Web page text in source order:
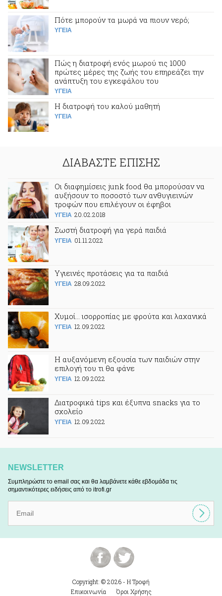
Πότε μπορούν τα μωρά να πιουν νερό;
ΥΓΕΙΑ
Πώς η διατροφή ενός μωρού τις 1000
πρώτες μέρες της ζωής του επηρεάζει την
ανάπτυξη του εγκεφάλου του
ΥΓΕΙΑ
Η διατροφή του καλού μαθητή
ΥΓΕΙΑ
ΔΙΑΒΑΣΤΕ ΕΠΙΣΗΣ
Οι διαφημίσεις junk food θα μπορούσαν να
αυξήσουν το ποσοστό των ανθυγιεινών
τροφών που επιλέγουν οι έφηβοι
ΥΓΕΙΑ 20.02.2018
Σωστή διατροφή για γερά παιδιά
ΥΓΕΙΑ 01.11.2022
Υγιεινές προτάσεις για τα παιδιά
ΥΓΕΙΑ 28.09.2022
Χυμοί... ισορροπίας με φρούτα και λαχανικά
ΥΓΕΙΑ 12.09.2022
Η αυξανόμενη εξουσία των παιδιών στην
επιλογή του τι θα φάνε
ΥΓΕΙΑ 12.09.2022
Διατροφικά tips και έξυπνα snacks για το
σχολείο
ΥΓΕΙΑ 12.09.2022
NEWSLETTER
Συμπληρώστε το email σας και θα λαμβάνετε κάθε εβδομάδα τις
σημαντικότερες ειδήσεις από το itrofi.gr
Copyright: © 2026 - Η Τροφή
Επικοινωνία
Όροι Χρήσης